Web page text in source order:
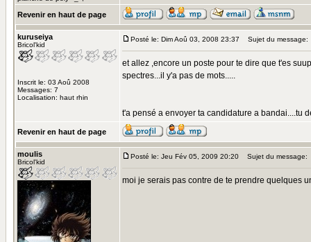
Revenir en haut de page
kuruseiya
Bricol'kid
Inscrit le: 03 Aoû 2008
Messages: 7
Localisation: haut rhin
Posté le: Dim Aoû 03, 2008 23:37 Sujet du message:
et allez ,encore un poste pour te dire que t'es
spectres...il y'a pas de mots.....
t'a pensé a envoyer ta candidature a bandai....tu
Revenir en haut de page
moulis
Bricol'kid
Posté le: Jeu Fév 05, 2009 20:20 Sujet du message:
moi je serais pas contre de te prendre quelques